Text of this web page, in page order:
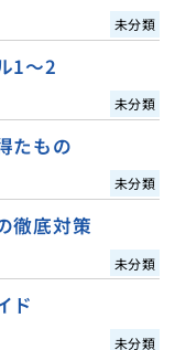
未分類
1〜2
未分類
たもの
未分類
徹底対策
未分類
ド
未分類